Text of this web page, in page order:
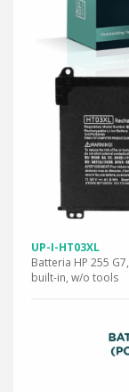
UP-I-HT03XL
Batteria HP 255
built-in, w/o tools